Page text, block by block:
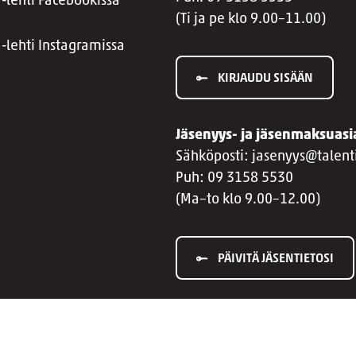
lehti Instagramissa
(Ti ja pe klo 9.00–11.00)
KIRJAUDU SISÄÄN
Jäsenyys- ja
Sähköposti:
Puh: 09 3158 5530
(Ma–to klo 9.00–12.00)
PÄIVITÄ JÄSENTIETOSI